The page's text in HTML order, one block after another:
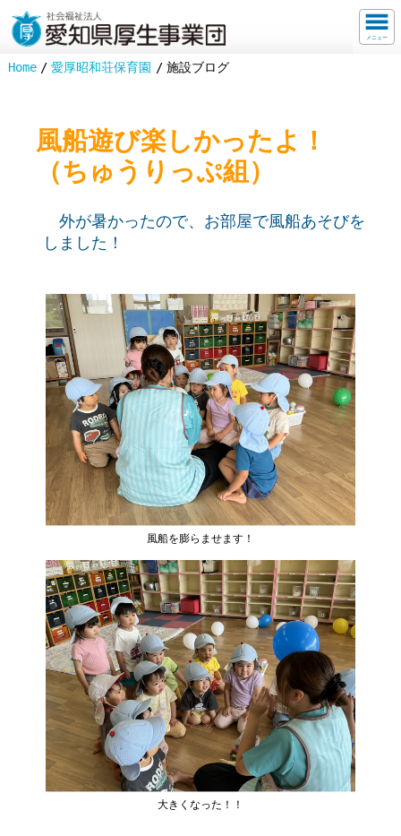
メニュー
Home 愛厚昭和荘保育園 施設ブログ
風船遊び楽しかったよ！
（ちゅうりっぷ組）
外が暑かったので、お部屋で風船あそびを
しました！
風船を膨らませます！
大きくなった！！